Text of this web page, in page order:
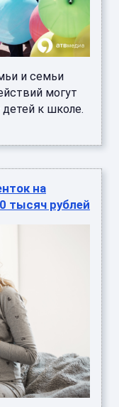
и семьи
могут
детей к школе.
на
тысяч рублей